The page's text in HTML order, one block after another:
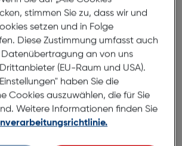
mit hochwertigem Papiereinband
Bildausschnitt 6x6 cm auf der
persönliches Fotos. Das Minimax
Fotos im Format 10x15 cm. Die
weitere zahlreiche Artikel im
bis zu 12 attraktive Farben
Folie
stimmen Sie zu, dass wir und
setzen und in Folge
Diese Zustimmung umfasst auch
Datenübertragung an von uns
(EU-Raum und USA).
haben Sie die
Cookies auszuwählen, die für Sie
Weitere Informationen finden Sie